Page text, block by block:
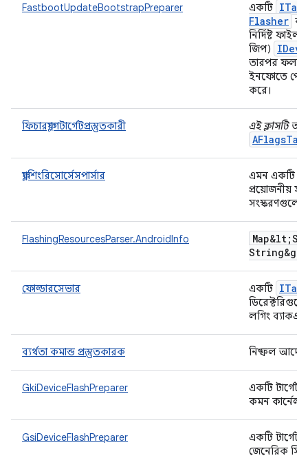
FastbootUpdateBootstrapPreparer একটি
Flasher
নির্দিষ্ট
জিপ)
তারপর ফলাফল
ইনফোতে
করে।
ফিচারফ্ল্যাগটার্গেটপ্রস্তুতকারী এই ক্লাসটি
ফ্ল্যাশিংরিসোর্সেসপার্সার
এমন একটি
প্রয়োজনীয়
সংস্করণগুলো
FlashingResourcesParser.AndroidInfo
ফোল্ডারসেভার একটি
লগিং
ব্যর্থতা কমান্ড প্রস্তুতকারক নিষ্ফল আদেশ
GkiDeviceFlashPreparer
একটি টার্গেট
কমন কার্নেল
GsiDeviceFlashPreparer
একটি টার্গেট
জেনেরিক